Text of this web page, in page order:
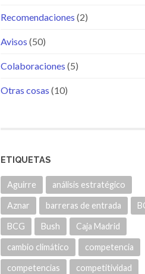
Recomendaciones (2)
Avisos (50)
Colaboraciones (5)
Otras cosas (10)
ETIQUETAS
Aguirre análisis estratégico
Aznar barreras de entrada
BCG Bush Caja Madrid
cambio climático competencia
competencias competitividad